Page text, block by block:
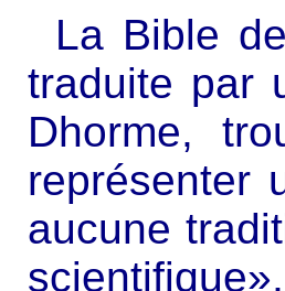
La Bible
traduite par
Dhorme,
représenter
aucune